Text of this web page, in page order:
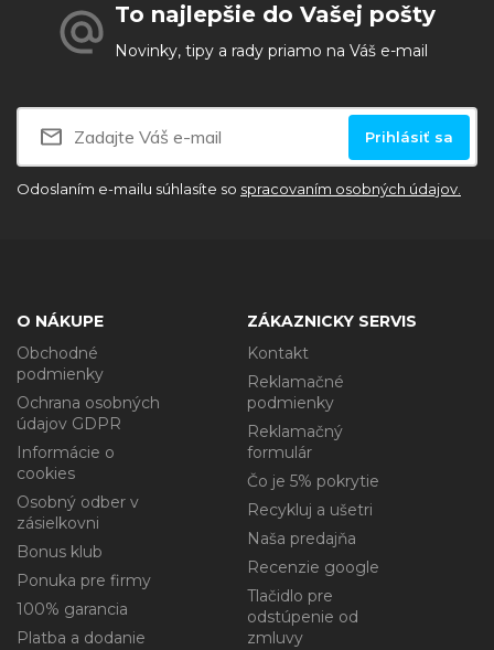
To najlepšie do Vašej pošty
Novinky, tipy a rady priamo na Váš e-mail
Prihlásiť sa
Odoslaním e-mailu súhlasíte so spracovaním osobných údajov.
O NÁKUPE
Obchodné
podmienky
Ochrana osobných
údajov GDPR
Informácie o
cookies
Osobný odber v
zásielkovni
Bonus klub
Ponuka pre firmy
100% garancia
Platba a dodanie
ZÁKAZNICKY SERVIS
Kontakt
Reklamačné
podmienky
Reklamačný
formulár
Čo je 5% pokrytie
Recykluj a ušetri
Naša predajňa
Recenzie google
Tlačidlo pre
odstúpenie od
zmluvy